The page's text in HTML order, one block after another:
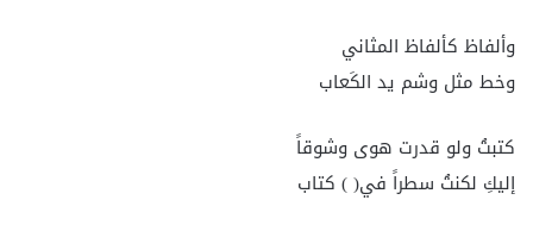
وألفاظ كألفاظ المثاني
وخط مثل وشم يد الكَعاب
كتبتُ ولو قدرت هوى وشوقاً
إليكِ لكنتُ سطراً في( ) كتاب